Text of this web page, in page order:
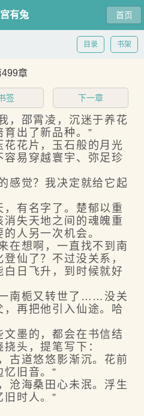
首页
有兔
书架
目录
499章
签 下一章
邵霄凌，沉迷于养花
出了新品种。”
花片，玉石般的月光
易穿越寰宇、弥足珍
觉？我决定就给它起
有名字了。楚郁以重
失天地之间的魂魄重
人另一次机会。
想啊，一直找不到南
仙了？不过没关系，
日飞升，到时候就好
南栀又转世了……没关
再把他引入仙途。哈
墨的，都会在书信结
头，提笔写下：
道悠悠影渐沉。花前
旧音。”
海桑田心未泯。浮生
时人。”